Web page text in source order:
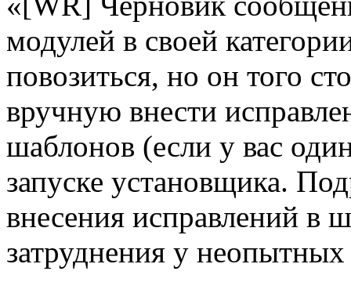
модулей в своей
повозиться, но он того
вручную внести
шаблонов (если у вас
запуске установщика.
внесения исправлений в
затруднения у неопытных